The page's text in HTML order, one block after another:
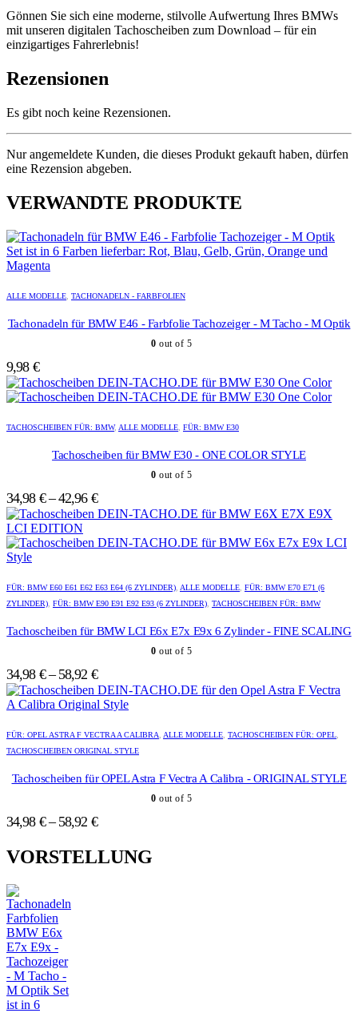
Gönnen Sie sich eine moderne, stilvolle Aufwertung Ihres BMWs
mit unseren digitalen Tachoscheiben zum Download – für ein
einzigartiges Fahrerlebnis!
Rezensionen
Es gibt noch keine Rezensionen.
Nur angemeldete Kunden, die dieses Produkt gekauft haben, dürfen
eine Rezension abgeben.
VERWANDTE PRODUKTE
Produkt
mehrere
Die
Optionen
können
der
Produkt
mehrere
Die
Optionen
können
der
ALLE MODELLE TACHONADELN - FARBFOLIEN
Tachonadeln für BMW E46 - Farbfolie Tachozeiger - M Tacho - M Optik
0 out of 5
9,98 €
Produkt
Die
Optionen
können
auf
der
gewählt
werden
Produkt
Die
Optionen
können
auf
der
gewählt
werden
TACHOSCHEIBEN FÜR: BMW, ALLE MODELLE FÜR: BMW E30
Tachoscheiben für BMW E30 - ONE COLOR STYLE
0 out of 5
34,98 €–42,96 €
Produkt
weist
Varianten
Optionen
können
auf
der
Produktseite
gewählt
werden
Produkt
weist
Varianten
Optionen
können
auf
der
Produktseite
gewählt
werden
FÜR: BMW E60 E61 E62 E63 E64 (6 ZYLINDER) ALLE MODELLE FÜR: BMW E70 E71 (6
ZYLINDER) FÜR: BMW E90 E91 E92 E93 (6 ZYLINDER) TACHOSCHEIBEN FÜR: BMW
Tachoscheiben für BMW LCI E6x E7x E9x 6 Zylinder - FINE SCALING
0 out of 5
34,98 €–58,92 €
Produkt
weist
Varianten
Optionen
können
auf
der
gewählt
werden
Produkt
weist
Varianten
Optionen
können
auf
der
gewählt
werden
FÜR: OPEL ASTRA F VECTRA A CALIBRA ALLE MODELLE TACHOSCHEIBEN FÜR: OPEL
TACHOSCHEIBEN ORIGINAL STYLE
Tachoscheiben für OPEL Astra F Vectra A Calibra - ORIGINAL STYLE
0 out of 5
34,98 €–58,92 €
VORSTELLUNG